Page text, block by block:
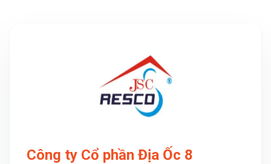
Công ty Cổ phần Địa Ốc 8